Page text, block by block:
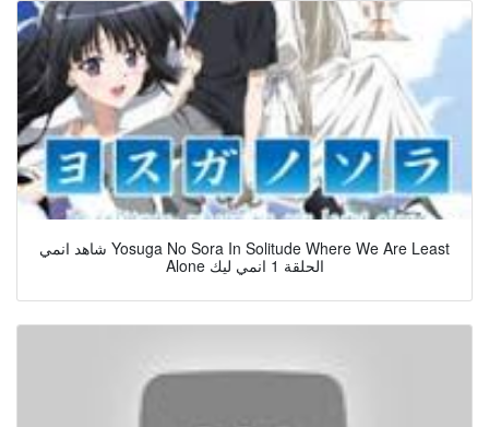
شاهد انمي Yosuga No Sora In Solitude Where We Are Least
Alone الحلقة 1 انمي ليك